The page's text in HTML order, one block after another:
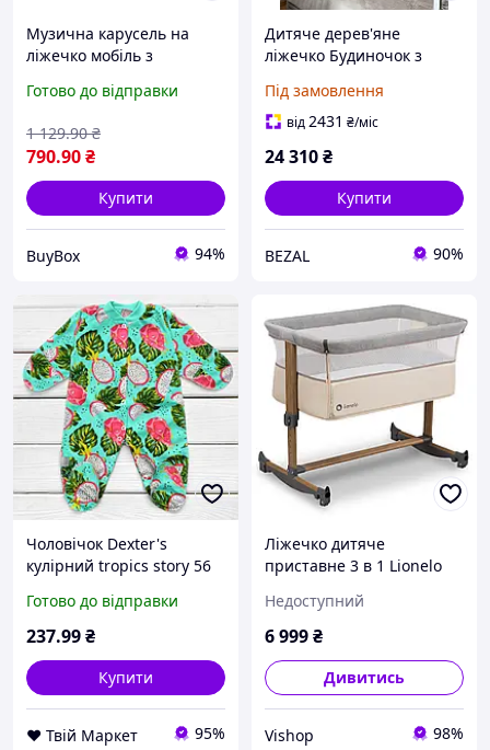
Музична карусель на
ліжечко мобіль з
з брязкальцями дитячий
Готово до відправки
790.90₴
1 129.90 ₴
Купити
BuyBox 94%
Дитяче дерев'яне
ліжечко Будиночок з
бортиком
Під замовлення
від2431 ₴/міс
24 310₴
Купити
BEZAL 90%
Чоловічок Dexter's
кулірний tropics story 56
D9-2026
Готово до відправки
237.99₴
Купити
❤️ Твій Маркет 95%
Ліжечко дитяче
приставне 3 в 1 Lionelo
Недоступний
6 999₴
Дивитись
Vishop 98%